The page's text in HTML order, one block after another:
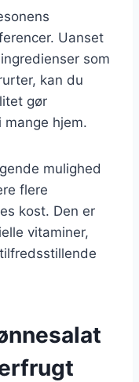
Uanset
som
kan du
gør
hjem.
mulighed
flere
kost. Den er
vitaminer,